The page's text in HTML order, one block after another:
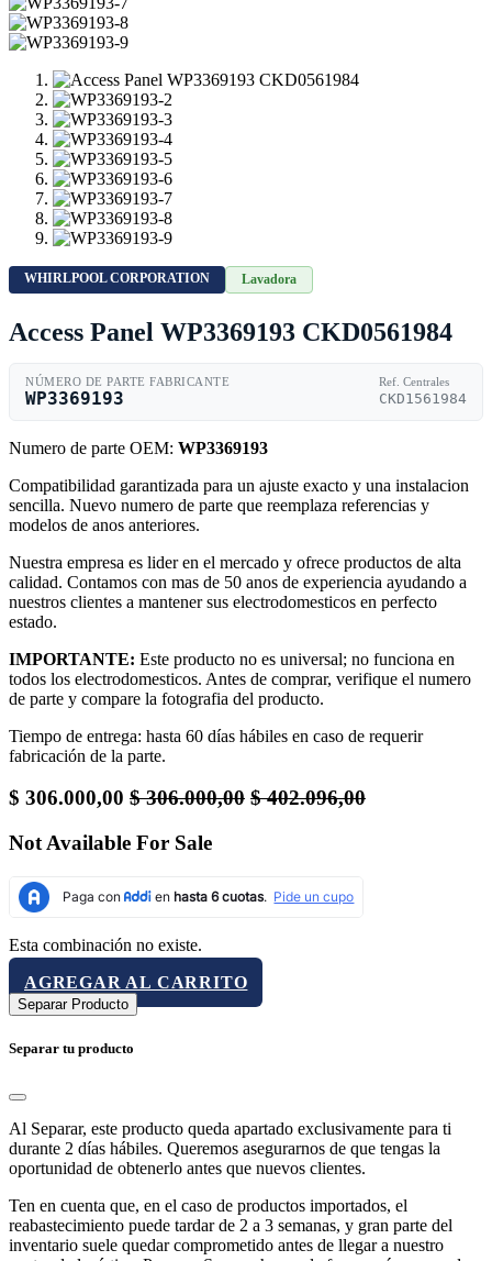
WHIRLPOOL CORPORATION Lavadora
Access Panel WP3369193 CKD0561984
NÚMERO DE PARTE FABRICANTE
WP3369193
Ref. Centrales
CKD1561984
Numero de parte OEM: WP3369193
Compatibilidad garantizada para un ajuste exacto y una instalacion
sencilla. Nuevo numero de parte que reemplaza referencias y
modelos de anos anteriores.
Nuestra empresa es lider en el mercado y ofrece productos de alta
calidad. Contamos con mas de 50 anos de experiencia ayudando a
nuestros clientes a mantener sus electrodomesticos en perfecto
estado.
IMPORTANTE: Este producto no es universal; no funciona en
todos los electrodomesticos. Antes de comprar, verifique el numero
de parte y compare la fotografia del producto.
Tiempo de entrega: hasta 60 días hábiles en caso de requerir
fabricación de la parte.
$ 306.000,00 $306.000,00 $402.096,00
Not Available For Sale
Esta combinación no existe.
AGREGAR AL CARRITO
Separar Producto
Separar tu producto
Al Separar, este producto queda apartado exclusivamente para ti
durante 2 días hábiles. Queremos asegurarnos de que tengas la
oportunidad de obtenerlo antes que nuevos clientes.
Ten en cuenta que, en el caso de productos importados, el
reabastecimiento puede tardar de 2 a 3 semanas, y gran parte del
inventario suele quedar comprometido antes de llegar a nuestro